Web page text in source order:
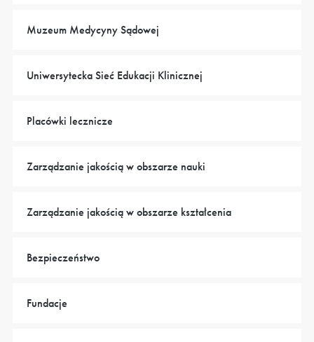
Muzeum Medycyny Sądowej
Uniwersytecka Sieć Edukacji Klinicznej
Placówki lecznicze
Zarządzanie jakością w obszarze nauki
Zarządzanie jakością w obszarze kształcenia
Bezpieczeństwo
Fundacje